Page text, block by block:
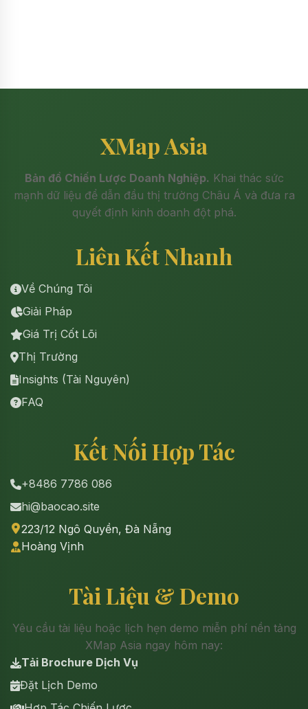
XMap Asia
Bản đồ Chiến Lược Doanh Nghiệp. Khai thác sức
mạnh dữ liệu để dẫn đầu thị trường Châu Á và đưa ra
quyết định kinh doanh đột phá.
Liên Kết Nhanh
Về Chúng Tôi
Giải Pháp
Giá Trị Cốt Lõi
Thị Trường
Insights (Tài Nguyên)
FAQ
Kết Nối Hợp Tác
+8486 7786 086
hi@baocao.site
223/12 Ngô Quyền, Đà Nẵng
Hoàng Vịnh
Tài Liệu & Demo
Yêu cầu tài liệu hoặc lịch hẹn demo miễn phí nền tảng
XMap Asia ngay hôm nay:
Tải Brochure Dịch Vụ
Đặt Lịch Demo